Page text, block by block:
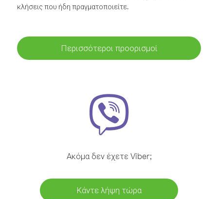
κλήσεις που ήδη πραγματοποιείτε.
Περισσότεροι προορισμοί
Ακόμα δεν έχετε Viber;
Κάντε λήψη τώρα